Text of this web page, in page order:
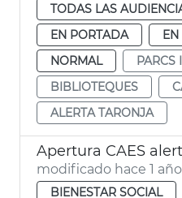
TODAS LAS
EN PORTADA
NORMAL
PARCS
BIBLIOTEQUES
ALERTA TARONJA
Apertura CAES
modificado hace 1 año
BIENESTAR SOCIAL